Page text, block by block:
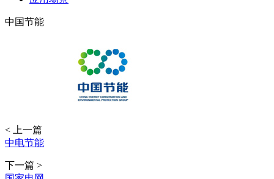
中国节能
< 上一篇
中电节能
下一篇 >